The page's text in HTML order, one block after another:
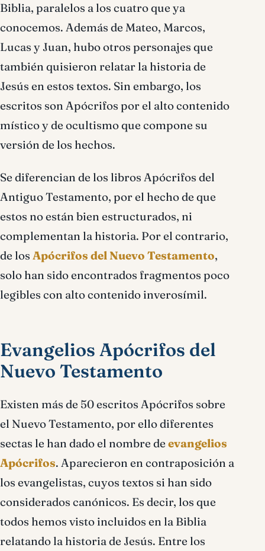
Biblia, paralelos a los cuatro que ya
conocemos. Además de Mateo, Marcos,
Lucas y Juan, hubo otros personajes que
también quisieron relatar la historia de
Jesús en estos textos. Sin embargo, los
escritos son Apócrifos por el alto contenido
místico y de ocultismo que compone su
versión de los hechos.
Se diferencian de los libros Apócrifos del
Antiguo Testamento, por el hecho de que
estos no están bien estructurados, ni
complementan la historia. Por el contrario,
de los Apócrifos del Nuevo Testamento,
solo han sido encontrados fragmentos poco
legibles con alto contenido inverosímil.
Evangelios Apócrifos del
Nuevo Testamento
Existen más de 50 escritos Apócrifos sobre
el Nuevo Testamento, por ello diferentes
sectas le han dado el nombre de evangelios
Apócrifos. Aparecieron en contraposición a
los evangelistas, cuyos textos si han sido
considerados canónicos. Es decir, los que
todos hemos visto incluidos en la Biblia
relatando la historia de Jesús. Entre los